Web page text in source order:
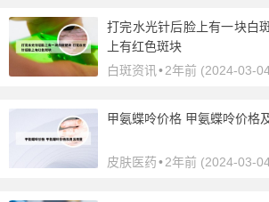
打完水光针后脸上有一块白
上有红色斑块
白斑资讯 •2年前 (2024-03-
甲氨蝶呤价格 甲氨蝶呤价格
皮肤医药•2年前 (2024-03-